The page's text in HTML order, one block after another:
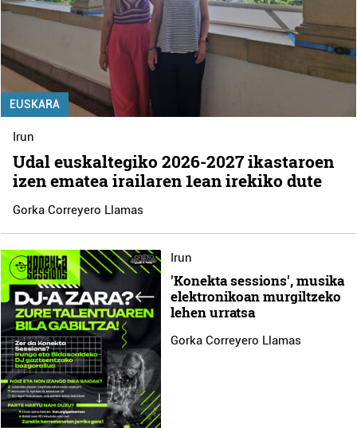
EUSKARA
Irun
Udal euskaltegiko 2026-2027 ikastaroen
izen ematea irailaren 1ean irekiko dute
Gorka Correyero Llamas
Irun
'Konekta sessions', musika
elektronikoan murgiltzeko
lehen urratsa
Gorka Correyero Llamas